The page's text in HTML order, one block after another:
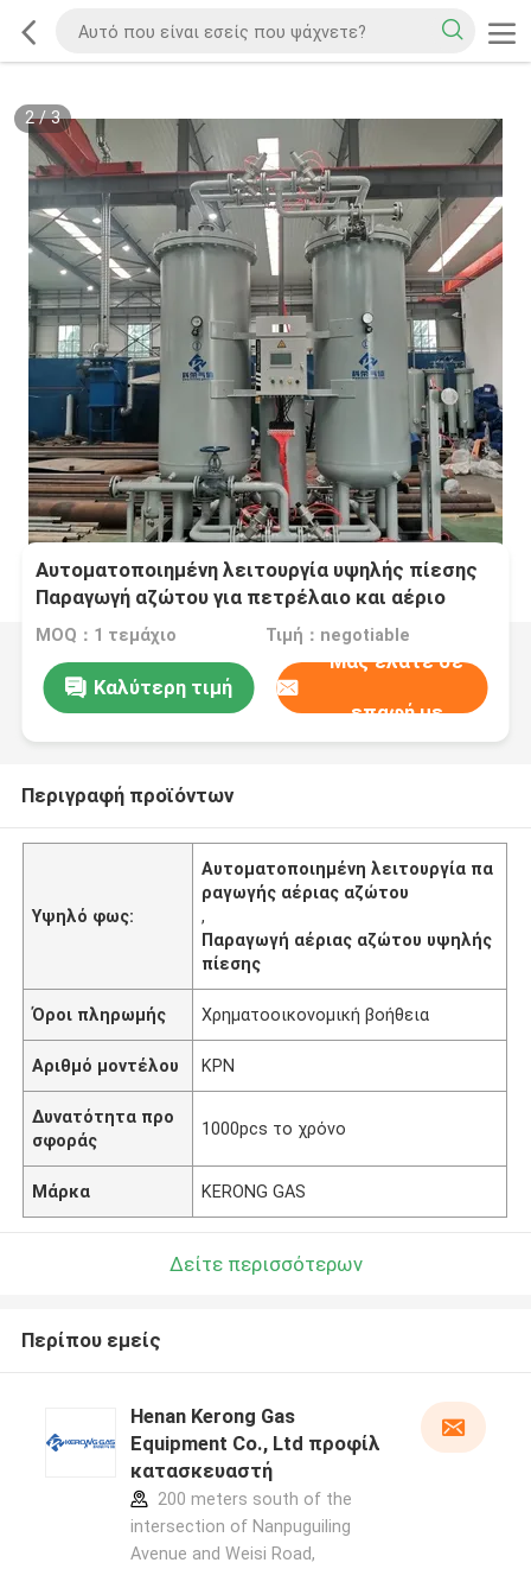
2/3
Αυτοματοποιημένη λειτουργία υψηλής πίεσης
Παραγωγή αζώτου για πετρέλαιο και αέριο
MOQ：1 τεμάχιο Τιμή：negotiable
Καλύτερη τιμή
Μας ελάτε σε
επαφή με
Περιγραφή προϊόντων
Υψηλό φως:
Αυτοματοποιημένη λειτουργία πα
ραγωγής αέριας αζώτου
,
Παραγωγή αέριας αζώτου υψηλής
πίεσης
Όροι πληρωμής Χρηματοοικονομική βοήθεια
Αριθμό μοντέλου ΚΡΝ
Δυνατότητα προ
σφοράς
1000pcs το χρόνο
Μάρκα KERONG GAS
Δείτε περισσότερων
Περίπου εμείς
Henan Kerong Gas
Equipment Co., Ltd προφίλ
κατασκευαστή
200 meters south of the
intersection of Nanpuguiling
Avenue and Weisi Road,